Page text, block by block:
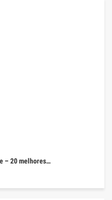
– 20 melhores…